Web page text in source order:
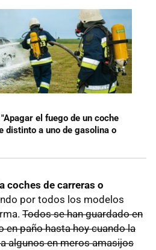
el fuego de un coche
distinto a uno de gasolina o
coches de carreras o
por todos los modelos
Todos se han guardado en
en paño hasta hoy cuando la
algunos en meros amasijos